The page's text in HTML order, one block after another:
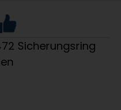
Sicherungsring